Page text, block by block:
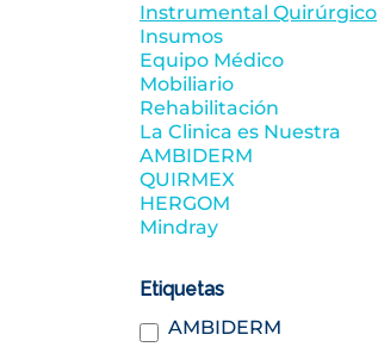
Instrumental Quirúrgico
Insumos
Equipo Médico
Mobiliario
Rehabilitación
La Clinica es Nuestra
AMBIDERM
QUIRMEX
HERGOM
Mindray
Etiquetas
AMBIDERM